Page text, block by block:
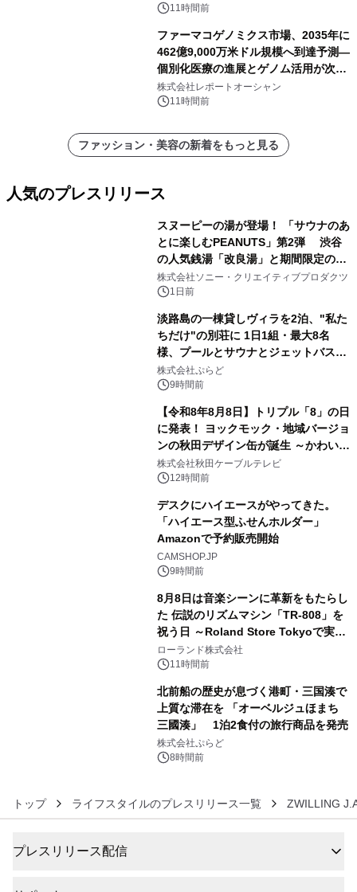
く活用可能
11時間前
ファーマコゲノミクス市場、2035年に
462億9,000万米ドル規模へ到達予測―
個別化医療の進展とゲノム活用が次世
代ヘルスケア投資を加速
株式会社レポートオーシャン
11時間前
ファッション・美容の新着をもっと見る
人気のプレスリリース
スヌーピーの湯が登場！ 「サウナのあ
とに楽しむPEANUTS」第2弾 渋谷
の人気銭湯「改良湯」と期間限定のコ
ラボレーション サウナイキタイコラ
ボグッズも発売決定！
株式会社ソニー・クリエイティブプロダクツ
1日前
淡路島の一棟貸しヴィラを2泊、"私た
ちだけ"の別荘に 1日1組・最大8名
様、プールとサウナとジェットバス付
きで Villa Mon Temps AWAJIの連泊
素泊りプラン
株式会社ぷらど
9時間前
【令和8年8月8日】トリプル「8」の日
に発表！ ヨックモック・地域バージョ
ンの秋田デザイン缶が誕生 ～かわいい
秋田犬の子犬と秋田の四季と名所を巡
るパッケージ～ 9月1日(火)秋田県内で
株式会社秋田ケーブルテレビ
12時間前
デスクにハイエースがやってきた。
「ハイエース型ふせんホルダー」
Amazonで予約販売開始
CAMSHOP.JP
9時間前
8月8日は音楽シーンに革新をもたらし
た 伝説のリズムマシン「TR-808」を
祝う日 ～Roland Store Tokyoで実機
を展示しての 記念キャンペーンを開
催 英国ラジオ「NTS」の 特別プログ
アーティストを フィーチャーしたアニ
メーションを公開～
ローランド株式会社
11時間前
北前船の歴史が息づく港町・三国湊で
上質な滞在を 「オーベルジュほまち
三國湊」 1泊2食付の旅行商品を発売
株式会社ぷらど
8時間前
トップ ライフスタイルのプレスリリース一覧 ZWILLING
プレスリリース配信